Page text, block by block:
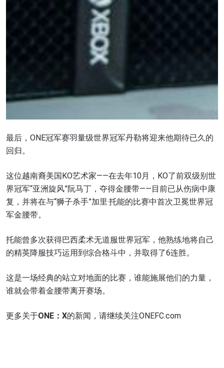
最后，ONE冠军赛羽量级世界冠军丹勒将迎来他期待已久的
回归。
这位越南裔美国KO艺术家——在去年10月，KO了前双级别世
界冠军“亚洲旋风”阮马丁，夺得金腰带——目前已从伤病中康
复，并将在与“狮子杀手”加里·托能的比赛中首次卫冕世界冠
军金腰带。
托能曾多次获得巴西柔术无道服世界冠军，他熟练地将自己
的精英降服技巧运用到综合格斗中，并取得了6连胜。
这是一场经典的站立对地面的比赛，谁能施展他们的力量，
谁就会带着金腰带离开赛场。
更多关于ONE： X的新闻，请继续关注ONEFC.com
对手
赛事
查看集锦
浏览了解更多
在任何地域观看ONE冠军赛，现在注册获得权限了
邮箱
名字